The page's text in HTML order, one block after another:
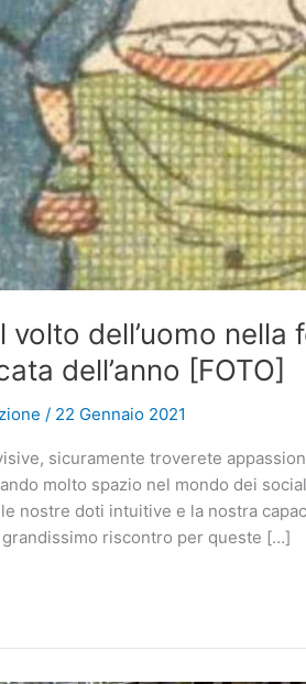
volto dell’uomo
dell’anno [FOTO]
/ 22 Gennaio 2021
sicuramente troverete
molto spazio nel mondo dei
nostre doti intuitive e la nostra
riscontro per queste […]